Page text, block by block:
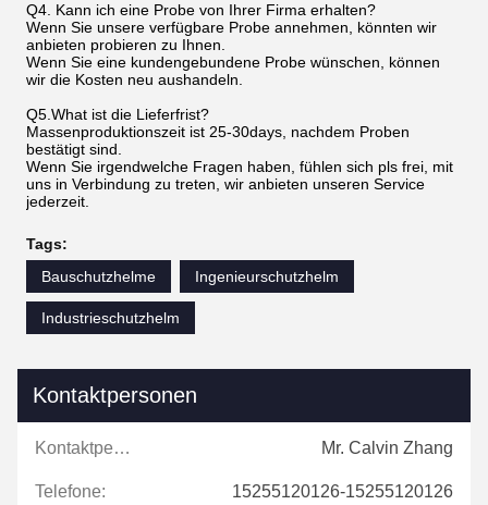
Q4. Kann ich eine Probe von Ihrer Firma erhalten?
Wenn Sie unsere verfügbare Probe annehmen, könnten wir
anbieten probieren zu Ihnen.
Wenn Sie eine kundengebundene Probe wünschen, können
wir die Kosten neu aushandeln.
Q5.What ist die Lieferfrist?
Massenproduktionszeit ist 25-30days, nachdem Proben
bestätigt sind.
Wenn Sie irgendwelche Fragen haben, fühlen sich pls frei, mit
uns in Verbindung zu treten, wir anbieten unseren Service
jederzeit.
Tags:
Bauschutzhelme
Ingenieurschutzhelm
Industrieschutzhelm
Kontaktpersonen
Kontaktpersonen: Mr. Calvin Zhang
Telefone: 15255120126-15255120126